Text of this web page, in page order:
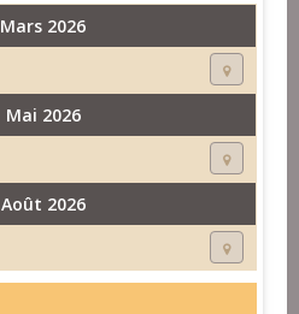
Mars 2026
Mai 2026
Août 2026